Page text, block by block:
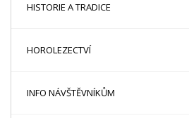
HISTORIE A TRADICE
HOROLEZECTVÍ
INFO NÁVŠTĚVNÍKŮM